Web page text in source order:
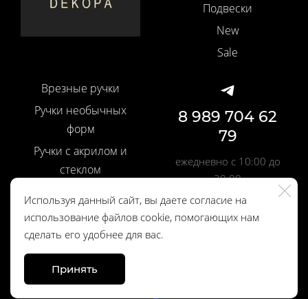
Подвески
New
Sale
Врезные ручки
Ручки необычных
форм
Ручки с акрилом и
стеклом
Шелковые кисти
Профильные ручки
Дверные ручки
8 989 704 62
79
ежедневно с 10:00 до
20:00
Политика
Используя данный сайт, вы даете согласие на
использование файлов cookie, помогающих нам
сделать его удобнее для вас.
Принять